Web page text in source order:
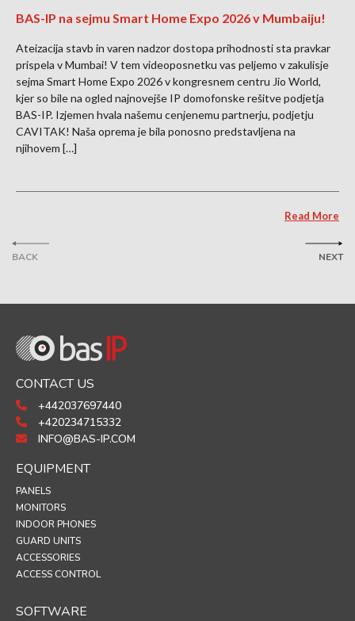
BACK
BAS-IP na sejmu Smart Home Expo 2026 v Mumbaiju!
Ateizacija stavb in varen nadzor dostopa prihodnosti sta pravkar
prispela v Mumbai! V tem videoposnetku vas peljemo v zakulisje
sejma Smart Home Expo 2026 v kongresnem centru Jio World,
kjer so bile na ogled najnovejše IP domofonske rešitve podjetja
BAS-IP. Izjemen hvala našemu cenjenemu partnerju, podjetju
CAVITAK! Naša oprema je bila ponosno predstavljena na
njihovem […]
Read More
NEXT
CONTACT US
+442037697440
+420234715332
INFO@BAS-IP.COM
EQUIPMENT
PANELS
MONITORS
INDOOR PHONES
GUARD UNITS
ACCESSORIES
ACCESS CONTROL
SOFTWARE